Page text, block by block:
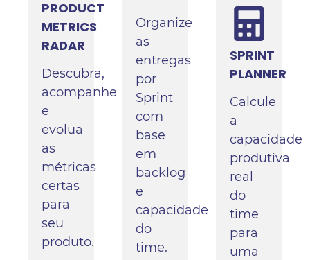
PRODUCT
METRICS
RADAR
Descubra,
acompanhe
e
evolua
as
métricas
certas
para
seu
produto.
Organize
as
entregas
por
Sprint
com
base
em
backlog
e
capacidade
do
time.
SPRINT
PLANNER
Calcule
a
capacidade
produtiva
real
do
time
para
uma